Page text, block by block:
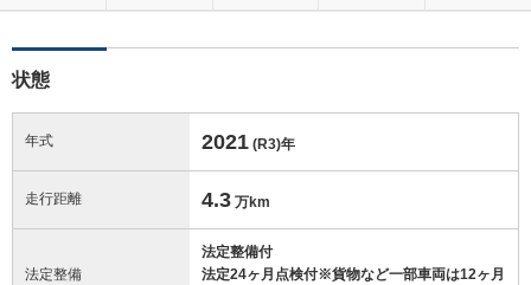
この中古車の「車両品質評価書」を見る
状態
年式 2021 (R3)年
走行距離 4.3 万km
法定整備
法定整備付
法定24ヶ月点検付※貨物など一部車両は12ヶ月